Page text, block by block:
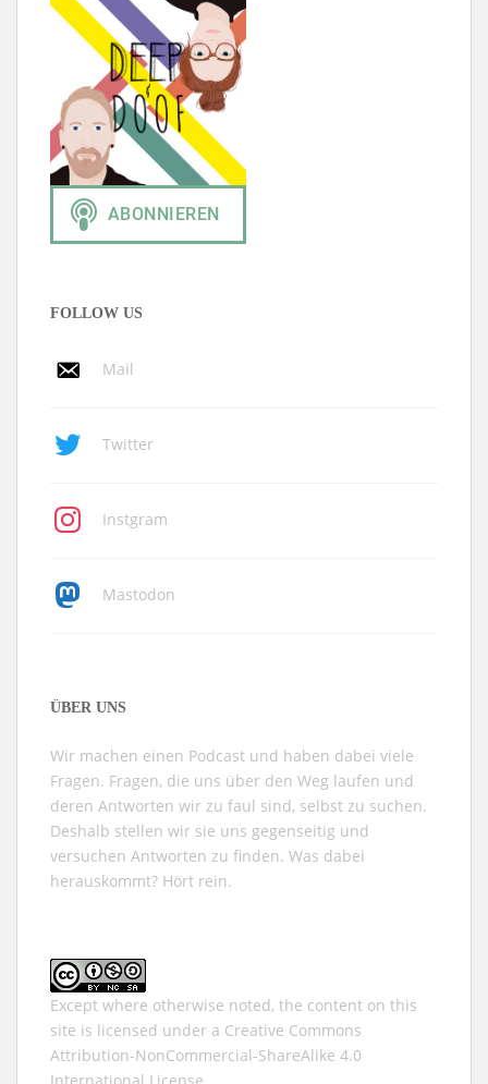
FOLLOW US
Mail
Twitter
Instgram
Mastodon
ÜBER UNS
Wir machen einen Podcast und haben dabei viele
Fragen. Fragen, die uns über den Weg laufen und
deren Antworten wir zu faul sind, selbst zu suchen.
Deshalb stellen wir sie uns gegenseitig und
versuchen Antworten zu finden. Was dabei
herauskommt? Hört rein.
Except where otherwise noted, the content on this
site is licensed under a Creative Commons
Attribution-NonCommercial-ShareAlike 4.0